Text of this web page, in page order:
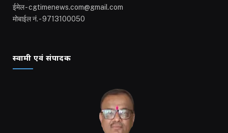
ईमेल - cgtimenews.com@gmail.com
मोबाईल नं. - 9713100050
स्वामी एवं संपादक